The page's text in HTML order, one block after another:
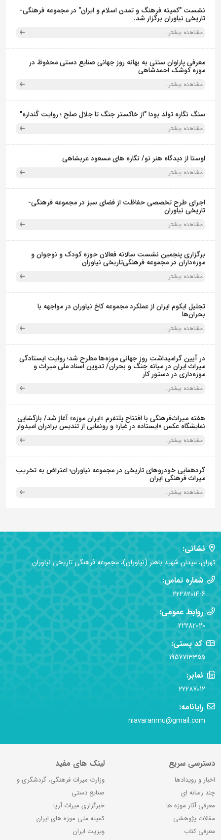
نشست "کمیته فرهنگ و تمدن اسلام و ایران" در مجموعه فرهنگی‌-
تاریخی نیاوران برگزار شد.
مشاهده بیشتر..
معرفی پاراوان سنتی به بهانه روز جهانی صنایع دستی محفوظ در
موزه کوشک احمدشاهی
مشاهده بیشتر..
سنگ نگاره تولد بودا "از خاکستر جنگ تا جلال صلح ؛ روایت گَنداره"
مشاهده بیشتر..
اوستا از دیدگاه هنر نو/ نگاره های مسعود عربشاهی
مشاهده بیشتر..
اجرای طرح تخصصی حفاظت از فضای سبز در مجموعه فرهنگی-
تاریخی نیاوران
مشاهده بیشتر..
برگزاری پنجمین نشست سالانه فعالان حوزه کودک و نوجوان و
موزه‌داران در مجموعه فرهنگی‌تاریخی نیاوران
مشاهده بیشتر..
تجلیل ایکوم ایران از عملکرد مجموعه کاخ نیاوران در مواجهه با
بحران‌ها
مشاهده بیشتر..
در آیین گرامیداشت روز جهانی موزه‌ها مطرح شد؛ روایت ایستادگی
میراث ایران در میانه جنگ و بحران/ تدوین اسناد ملی میراث و
موزه‌داری در دستور کار
مشاهده بیشتر..
هفته میراث‌فرهنگی با افتتاح پلتفرم «ایران موزه» آغاز شد/ بازگشایی
نمایشگاه عکس «ایستاده در غبار» و رونمایی از تندیس برادران امیدوار
مشاهده بیشتر..
گردهمایی خودروهای تاریخی در مجموعه نیاوران؛ اعتراض به تخریب
میراث فرهنگی ایران
مشاهده بیشتر..
نشانی:
تهران، میدان شهید باهنر (نیاوران)، مجموعه فرهنگی تاریخی نیاوران
شماره تماس:
22282014-6
روابط عمومی:
22282020
کد پستی:
1957713355
نمابر:
22287012
رایانامه:
niavaranmu@gmail.com
دسترسی سریع
اخبار و رویدادها
چند رسانه ای
معرفی آثار موزه ها
مقالات پژوهشی
معرفی کتاب
لینک های مفید
وزارت میراث فرهنگی، گردشگری و
صنایع دستی
خبرگزاری میراث آریا
کمیته ملی موزه های ایران
ویزیت ایران